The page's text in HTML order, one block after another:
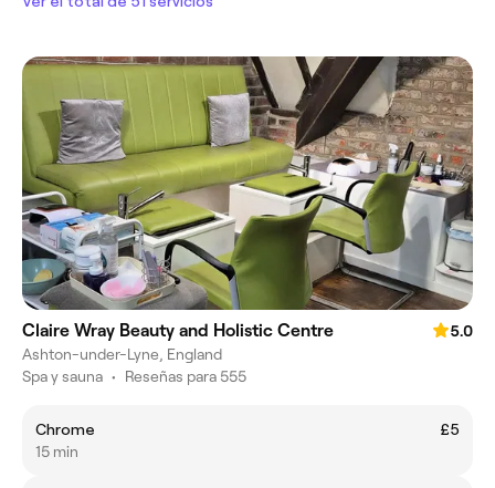
Claire Wray Beauty and Holistic Centre
5.0
Ashton-under-Lyne, England
Spa y sauna • Reseñas para 555
Chrome
£5
15 min